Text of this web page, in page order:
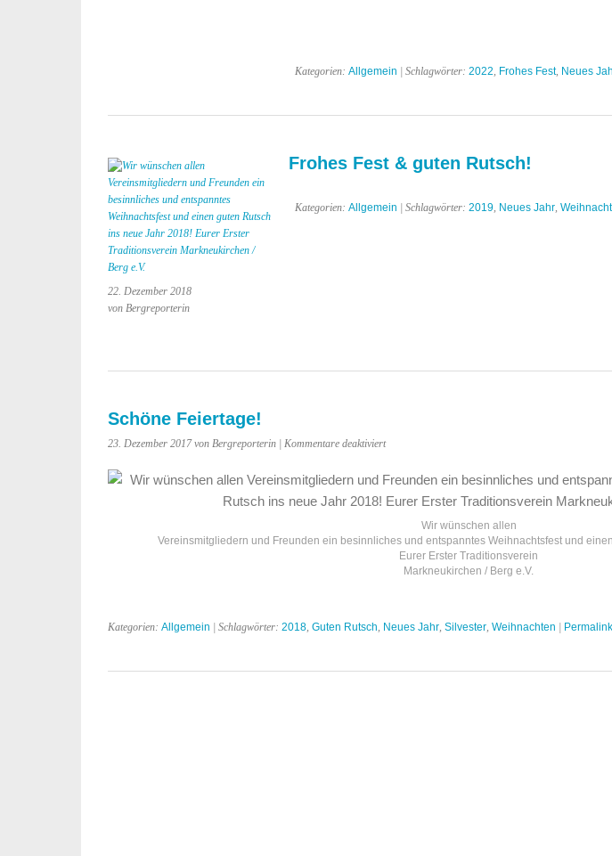
Kategorien: Allgemein | Schlagwörter: 2022, Frohes Fest, Neues
22. Dezember 2018
von Bergreporterin
Frohes Fest & guten Rutsch!
Kategorien: Allgemein | Schlagwörter: 2019, Neues Jahr,
Schöne Feiertage!
23. Dezember 2017 von Bergreporterin | Kommentare deaktiviertfür
Feiertage!
Wir wünschen allen
Vereinsmitgliedern und Freunden ein besinnliches und entspanntes Weihnachtsfest und
Eurer Erster Traditionsverein
Markneukirchen / Berg e.V.
Kategorien: Allgemein | Schlagwörter: 2018, Guten Rutsch, Neues Jahr, Silvester, Weihnachten Permalink